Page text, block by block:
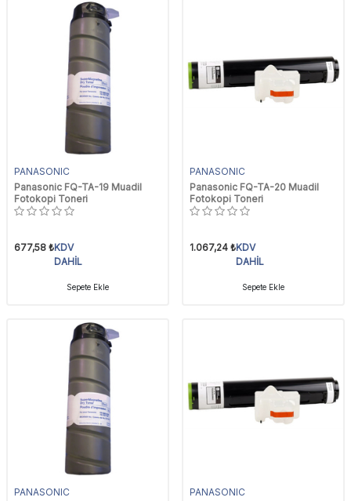
PANASONIC
Panasonic FQ-TA-19 Muadil
Fotokopi Toneri
677,58 ₺KDV
DAHİL
Sepete Ekle
PANASONIC
Panasonic FQ-TA-20 Muadil
Fotokopi Toneri
1.067,24 ₺KDV
DAHİL
Sepete Ekle
PANASONIC
PANASONIC